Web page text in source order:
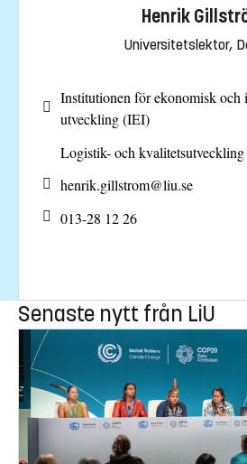
Henrik
Universitetslektor,
Institutionen för ekonomisk och
utveckling (IEI)
Logistik- och
henrik.gillstrom@liu.se
013-28 12 26
Senaste nytt från LiU